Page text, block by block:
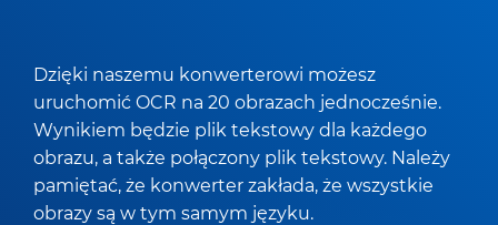
Dzięki naszemu konwerterowi możesz
uruchomić OCR na 20 obrazach jednocześnie.
Wynikiem będzie plik tekstowy dla każdego
obrazu, a także połączony plik tekstowy. Należy
pamiętać, że konwerter zakłada, że wszystkie
obrazy są w tym samym języku.